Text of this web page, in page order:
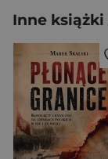
Inne książki